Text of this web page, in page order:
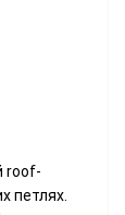
roof-
петлях.